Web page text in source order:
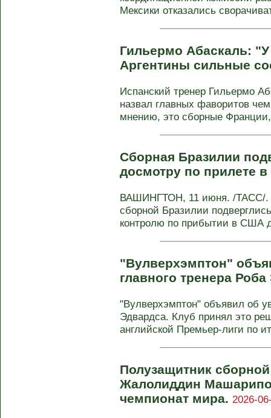
Мексики отказались
Гильермо Абаскаль:
Аргентины сильные
Испанский тренер Гильермо
назвал главных фаворитов
мнению, это сборные
Сборная Бразилии
досмотру по прилете
ВАШИНГТОН, 11 июня. /ТАСС/.
сборной Бразилии
контролю по прибытии в США
"Вулверхэмптон"
главного тренера
"Вулверхэмптон" объявил об
Эдвардса. Клуб принял это
английской Премьер-лиги по
Полузащитник сборной
Жалолиддин
чемпионат мира. 2026-